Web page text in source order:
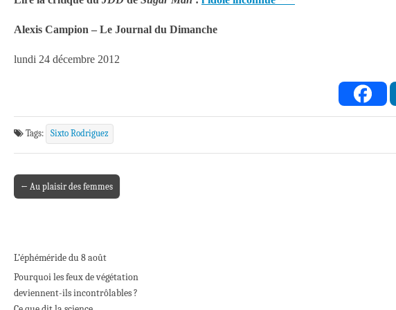
Alexis Campion – Le Journal du Dimanche
lundi 24 décembre 2012
Tags: Sixto Rodriguez
Post navigation
← Au plaisir des femmes
L’éphéméride du 8 août
Pourquoi les feux de végétation
deviennent-ils incontrôlables ?